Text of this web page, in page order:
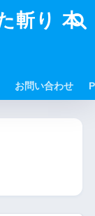
斬り 本
お問い合わせ